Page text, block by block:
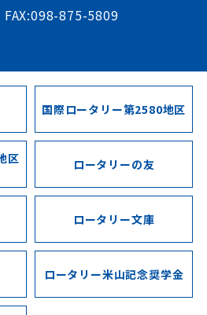
875-5809
国際ロータリー第2580地区
区 ロータリーの友
ロータリー文庫
ロータリー米山記念奨学金